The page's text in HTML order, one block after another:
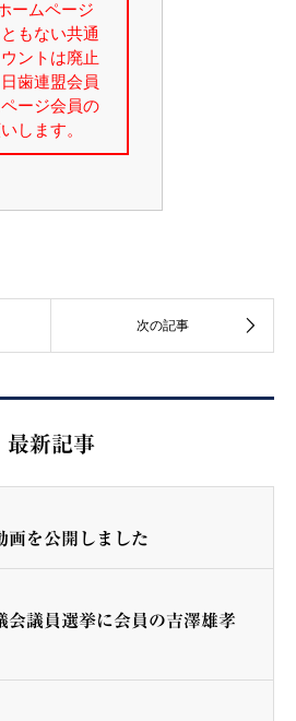
最新記事
画を公開しました
会議員選挙に会員の吉澤雄孝